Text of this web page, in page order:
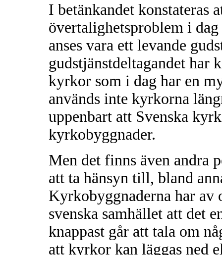
I betänkandet konstateras
övertalighetsproblem i
anses vara ett levande
gudstjänstdeltagandet
kyrkor som i dag har en
används inte kyrkorna
uppenbart att Svenska
kyrkobyggnader.
Men det finns även andra
att ta hänsyn till, bland
Kyrkobyggnaderna har av
svenska samhället att det
knappast går att tala om
att kyrkor kan läggas ned